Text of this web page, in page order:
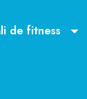
de fitness